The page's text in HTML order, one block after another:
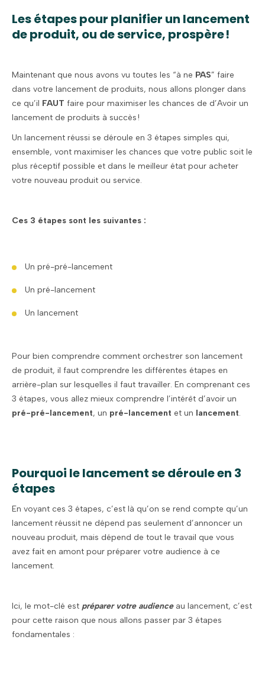
Les étapes pour planifier un lancement
de produit, ou de service, prospère !
Maintenant que nous avons vu toutes les “à ne PAS” faire
dans votre lancement de produits, nous allons plonger dans
ce qu’il FAUT faire pour maximiser les chances de d’Avoir un
lancement de produits à succès !
Un lancement réussi se déroule en 3 étapes simples qui,
ensemble, vont maximiser les chances que votre public soit le
plus réceptif possible et dans le meilleur état pour acheter
votre nouveau produit ou service.
Ces 3 étapes sont les suivantes :
Un pré-pré-lancement
Un pré-lancement
Un lancement
Pour bien comprendre comment orchestrer son lancement
de produit, il faut comprendre les différentes étapes en
arrière-plan sur lesquelles il faut travailler. En comprenant ces
3 étapes, vous allez mieux comprendre l’intérêt d’avoir un
pré-pré-lancement, un pré-lancement et un lancement.
Pourquoi le lancement se déroule en 3
étapes
En voyant ces 3 étapes, c’est là qu’on se rend compte qu’un
lancement réussit ne dépend pas seulement d’annoncer un
nouveau produit, mais dépend de tout le travail que vous
avez fait en amont pour préparer votre audience à ce
lancement.
Ici, le mot-clé est préparer votre audienceau lancement, c’est
pour cette raison que nous allons passer par 3 étapes
fondamentales :